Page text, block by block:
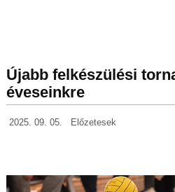
Újabb felkészülési
éveseinkre
2025. 09. 05. Előzetesek